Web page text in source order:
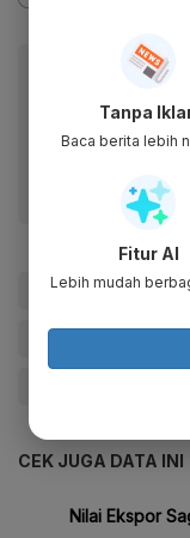
Baca artikel
Dapatkan
fitur menarik
#Malaysia
#Asia Tenggara
CEK JUGA DATA INI
Tanpa
Baca berita lebih
Fitur AI
Lebih mudah